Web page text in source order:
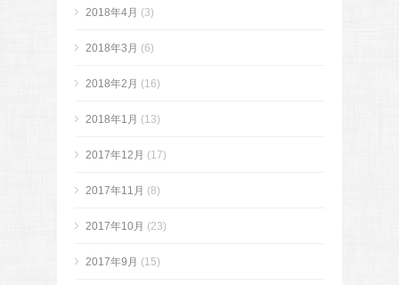
2018年4月 (3)
2018年3月 (6)
2018年2月 (16)
2018年1月 (13)
2017年12月 (17)
2017年11月 (8)
2017年10月 (23)
2017年9月 (15)